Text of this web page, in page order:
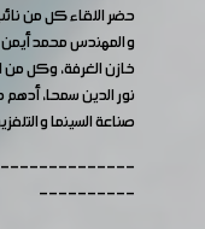
حضر اللقاء كل من
والمهندس محمد أيمن
خازن الغرفة، وكل من
نور الدين سمحا،
صناعة السينما
----------